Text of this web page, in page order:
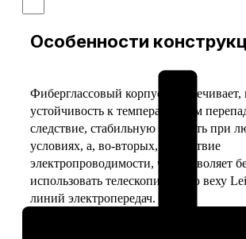
Leica
Особенности
Фиберглассовый корпус
устойчивость к температурным
следствие, стабильную точность при
условиях, а, во-вторых, отсутствие
электропроводимости, что позволяет
использовать телескопическую веху
линий электропередач.